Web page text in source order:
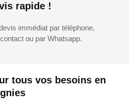
tous vos besoins en
rapide !
immédiat par téléphone,
ou par Whatsapp.